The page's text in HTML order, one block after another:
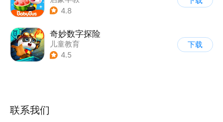
| 儿童益智游戏
4.8
奇妙数字探险
儿童教育
| 儿童益智游戏
4.5
下载
联系我们